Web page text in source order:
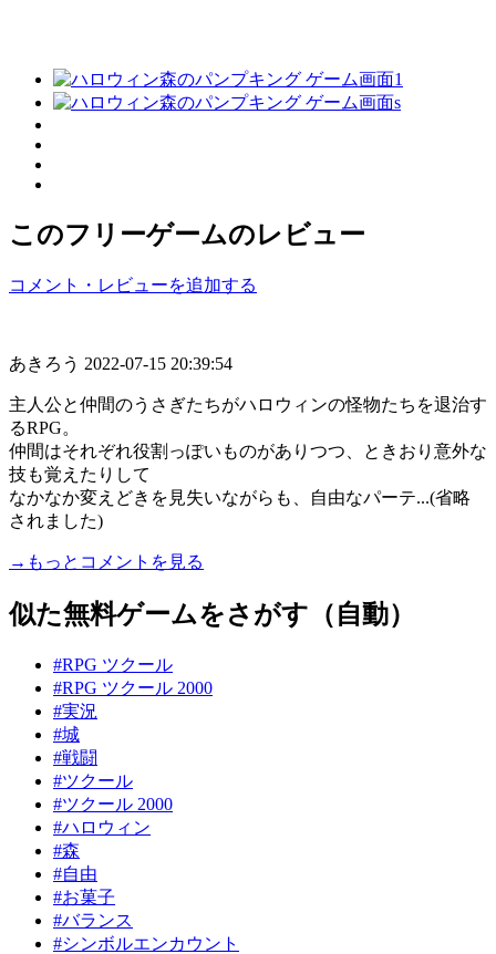
このフリーゲームのレビュー
コメント・レビューを追加する
あきろう 2022-07-15 20:39:54
主人公と仲間のうさぎたちがハロウィンの怪物たちを退治す
るRPG。
仲間はそれぞれ役割っぽいものがありつつ、ときおり意外な
技も覚えたりして
なかなか変えどきを見失いながらも、自由なパーテ...(省略
されました)
→もっとコメントを見る
似た無料ゲームをさがす（自動）
#RPG ツクール
#RPG ツクール 2000
#実況
#城
#戦闘
#ツクール
#ツクール 2000
#ハロウィン
#森
#自由
#お菓子
#バランス
#シンボルエンカウント